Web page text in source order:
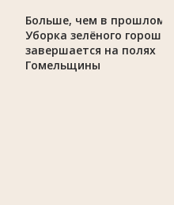
Больше, чем в прошлом
Уборка зелёного горошка
завершается на полях
Гомельщины